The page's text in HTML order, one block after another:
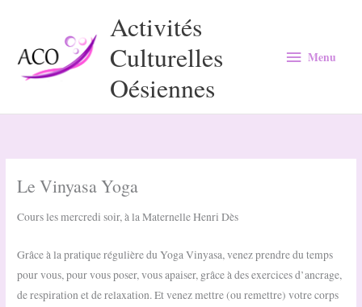
contenu
Activités
Culturelles
Oésiennes
Menu
Menu
Le Vinyasa Yoga
Cours les mercredi soir, à la Maternelle Henri Dès
Grâce à la pratique régulière du Yoga Vinyasa, venez prendre du temps
pour vous, pour vous poser, vous apaiser, grâce à des exercices d’ancrage,
de respiration et de relaxation. Et venez mettre (ou remettre) votre corps